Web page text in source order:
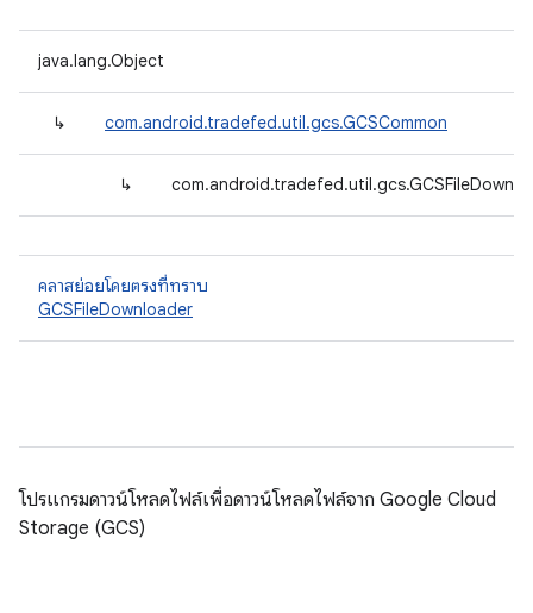
java.lang.Object
↳ com.android.tradefed.util.gcs.GCSCommon
↳
คลาสย่อยโดยตรงที่ทราบ
GCSFileDownloader
โปรแกรมดาวน์โหลดไฟล์เพื่อดาวน์โหลดไฟล์จาก Google Cloud
Storage (GCS)